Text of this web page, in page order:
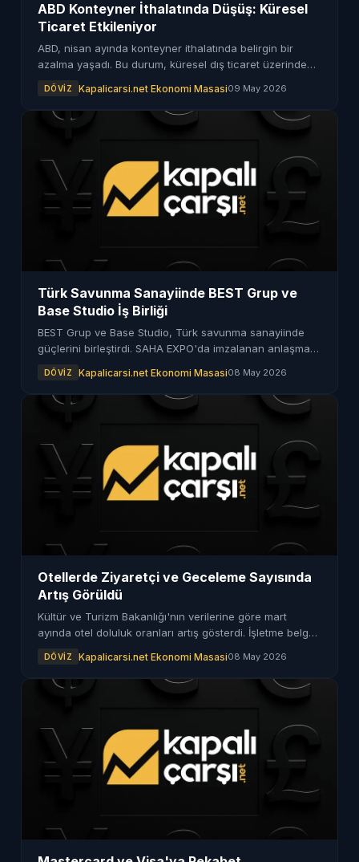
ABD Konteyner İthalatında Düşüş: Küresel
Ticaret Etkileniyor
ABD, nisan ayında konteyner ithalatında belirgin bir
azalma yaşadı. Bu durum, küresel dış ticaret üzerinde
DÖVIZ Kapalicarsi.net Ekonomi Masasi09 May 2026
Türk Savunma Sanayiinde BEST Grup ve
Base Studio İş Birliği
BEST Grup ve Base Studio, Türk savunma sanayiinde
güçlerini birleştirdi. SAHA EXPO'da imzalanan anlaşma
DÖVIZ Kapalicarsi.net Ekonomi Masasi08 May 2026
Otellerde Ziyaretçi ve Geceleme Sayısında
Artış Görüldü
Kültür ve Turizm Bakanlığı'nın verilerine göre mart
ayında otel doluluk oranları artış gösterdi. İşletme belgeli
DÖVIZ Kapalicarsi.net Ekonomi Masasi08 May 2026